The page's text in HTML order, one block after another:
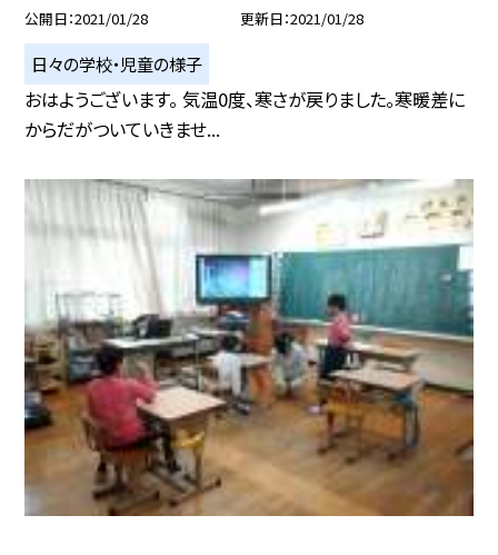
公開日 2021/01/28 更新日 2021/01/28
日々の学校・児童の様子
おはようございます。 気温0度、寒さが戻りました。寒暖差に
からだがついていきませ...